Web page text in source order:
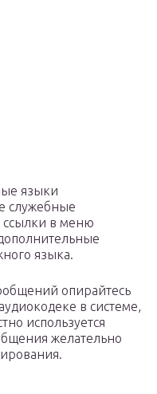
языки
служебные
ссылки в меню
языка.
опирайтесь
в системе,
используется
желательно